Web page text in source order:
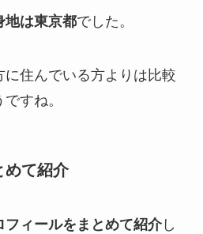
地は東京都でした。
住んでいる方よりは比較
すね。
めて紹介
フィールをまとめて紹介し